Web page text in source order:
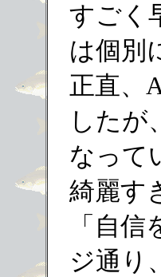
すごく
は個別
正直、
したが
なって
綺麗す
「自
ジ通り